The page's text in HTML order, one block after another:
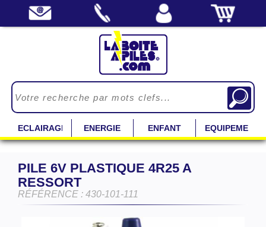
ECLAIRAGE ENERGIE ENFANT EQUIPEMENT
PILE 6V PLASTIQUE 4R25 A
RESSORT
RÉFÉRENCE : 430-101-111